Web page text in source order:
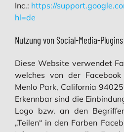
Inc.: https://
hl=de
Nutzung von Social-Media-Plugins
Diese Website verwendet
welches von der
Menlo Park, California
Erkennbar sind die
Logo bzw. an den
„Teilen“ in den Farben